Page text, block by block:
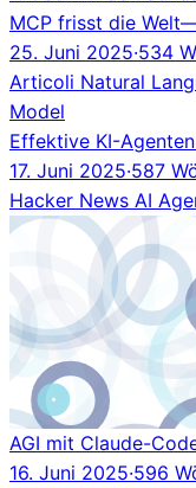
MCP frisst die
25. Juni 2025·534
Articoli Natural
Model
Effektive KI-
17. Juni 2025·587
Hacker News AI
AGI mit Claude-
16. Juni 2025·596